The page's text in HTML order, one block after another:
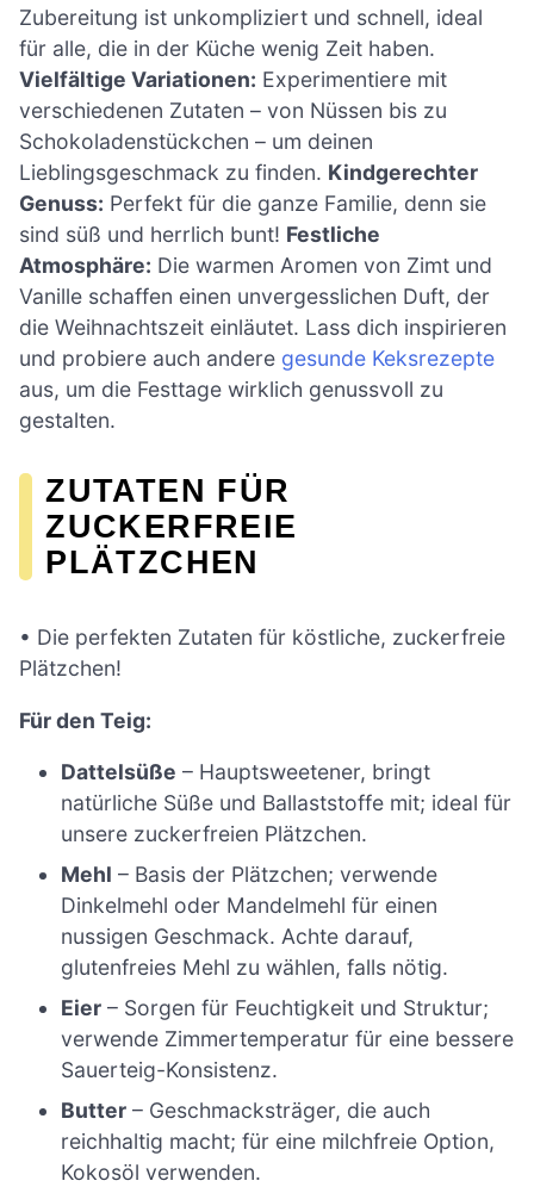
Zubereitung ist unkompliziert und schnell, ideal
für alle, die in der Küche wenig Zeit haben.
Vielfältige Variationen: Experimentiere mit
verschiedenen Zutaten – von Nüssen bis zu
Schokoladenstückchen – um deinen
Lieblingsgeschmack zu finden. Kindgerechter
Genuss: Perfekt für die ganze Familie, denn sie
sind süß und herrlich bunt! Festliche
Atmosphäre: Die warmen Aromen von Zimt und
Vanille schaffen einen unvergesslichen Duft, der
die Weihnachtszeit einläutet. Lass dich inspirieren
und probiere auch andere gesunde Keksrezepte
aus, um die Festtage wirklich genussvoll zu
gestalten.
ZUTATEN FÜR
ZUCKERFREIE
PLÄTZCHEN
• Die perfekten Zutaten für köstliche, zuckerfreie
Plätzchen!
Für den Teig:
Dattelsüße – Hauptsweetener, bringt
natürliche Süße und Ballaststoffe mit; ideal für
unsere zuckerfreien Plätzchen.
Mehl – Basis der Plätzchen; verwende
Dinkelmehl oder Mandelmehl für einen
nussigen Geschmack. Achte darauf,
glutenfreies Mehl zu wählen, falls nötig.
Eier – Sorgen für Feuchtigkeit und Struktur;
verwende Zimmertemperatur für eine bessere
Sauerteig-Konsistenz.
Butter – Geschmacksträger, die auch
reichhaltig macht; für eine milchfreie Option,
Kokosöl verwenden.